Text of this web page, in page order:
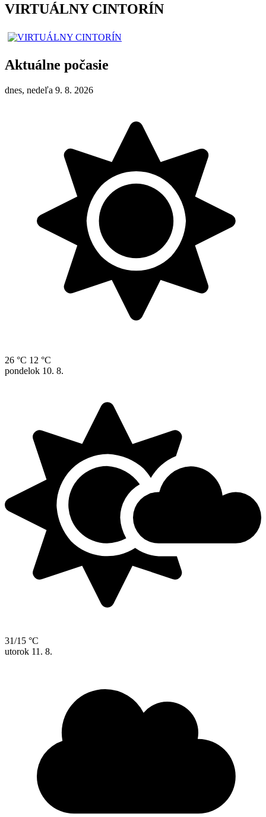
VIRTUÁLNY CINTORÍN
Aktuálne počasie
dnes, nedeľa 9. 8. 2026
26 °C 12 °C
pondelok 10. 8.
31/15 °C
utorok 11. 8.